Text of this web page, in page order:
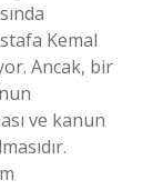
Kemal
Ancak, bir
ve kanun